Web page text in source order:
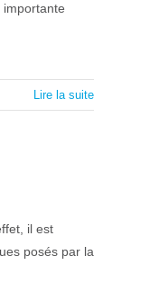
Lire la suite
il est
posés par la